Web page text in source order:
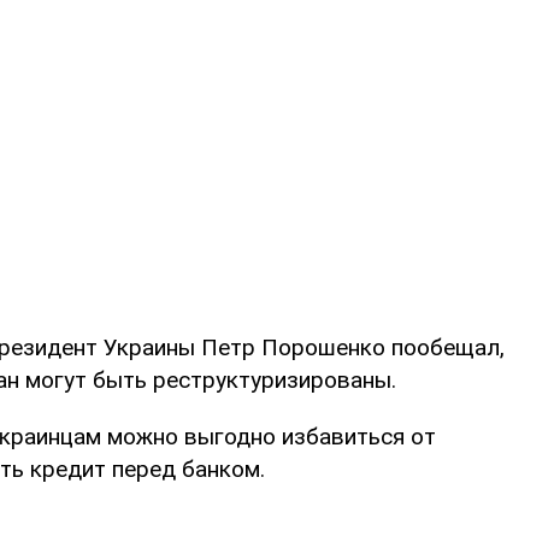
Украины Петр Порошенко пообещал,
могут быть реструктуризированы.
можно выгодно избавиться от
кредит перед банком.